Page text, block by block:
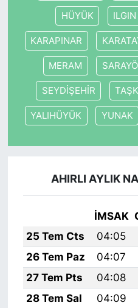
HÜYÜK ILGIN
KARAPINAR
MERAM
SEYDİŞEHİR
YALIHÜYÜK YUNAK
AHIRLI AYLIK
İMSAK
25 Tem Cts
04:05
26 Tem Paz
04:07
27 Tem Pts
04:08
28 Tem Sal
04:09